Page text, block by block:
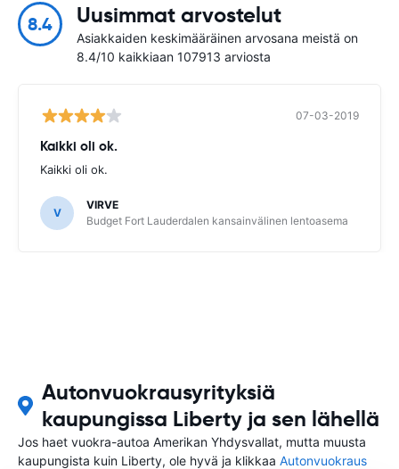
8.4 Uusimmat arvostelut
Asiakkaiden keskimääräinen arvosana meistä on
8.4/10 kaikkiaan 107913 arviosta
07-03-2019
Kaikki oli ok.
Kaikki oli ok.
V
VIRVE
Budget Fort Lauderdalen kansainvälinen lentoasema
Autonvuokrausyrityksiä
kaupungissa Liberty ja sen lähellä
Jos haet vuokra-autoa Amerikan Yhdysvallat, mutta muusta
kaupungista kuin Liberty, ole hyvä ja klikkaa Autonvuokraus